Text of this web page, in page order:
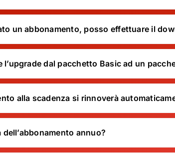
un abbonamento, posso effettuare il
l’upgrade dal pacchetto Basic ad un
alla scadenza si rinnoverà
dell’abbonamento annuo?